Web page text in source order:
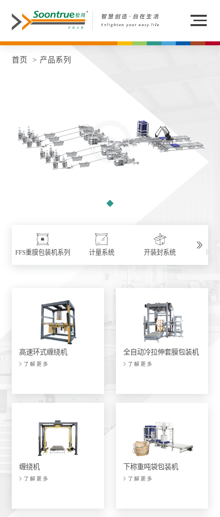
首页 产品系列
FFS重膜包装机系列 计量系统 开装封系统 码垛
高速环式缠绕机
了解更多
全自动冷拉伸套膜包装机
了解更多
缠绕机
了解更多
下称重吨袋包装机
了解更多